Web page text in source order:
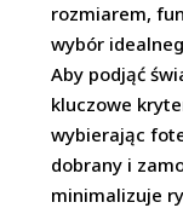
rozmiarem,
wybór
Aby podjąć
kluczowe
wybierając
dobrany i
minimalizuje